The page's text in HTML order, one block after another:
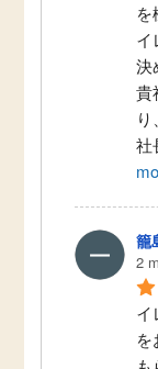
イ
決
貴
社
籠
2
イ